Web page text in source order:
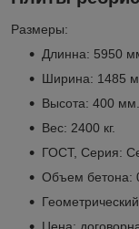
Размеры:
Длинна: 5950
Ширина: 1485
Высота: 400 мм.
Вес: 2400 кг.
ГОСТ, Серия:
Объем бетона: